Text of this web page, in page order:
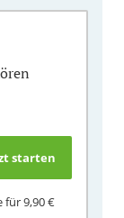
für9,90 €